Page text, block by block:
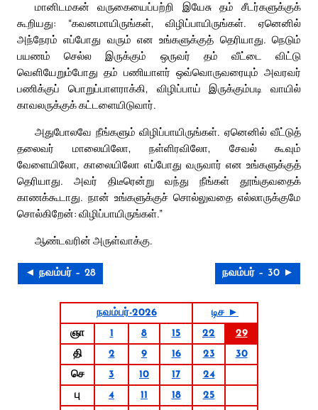
மானிடமகன் வருகையைப்பற்றி இயேசு தம் சீடர்களுக்குக்
கூறியது: “கவனமாயிருங்கள், விழிப்பாயிருங்கள். ஏனெனில்
அந்நேரம் எப்போது வரும் என உங்களுக்குத் தெரியாது. நெடும்
பயணம் செல்ல இருக்கும் ஒருவர் தம் வீட்டை விட்டு
வெளியேறும்போது தம் பணியாளர் ஒவ்வொருவரையும் அவரவர்
பணிக்குப் பொறுப்பாளராக்கி, விழிப்பாய் இருக்கும்படி வாயில்
காவலருக்குக் கட்டளையிடுவார்.
அதுபோலவே நீங்களும் விழிப்பாயிருங்கள். ஏனெனில் வீட்டுத்
தலைவர் மாலையிலோ, நள்ளிரவிலோ, சேவல் கூவும்
வேளையிலோ, காலையிலோ எப்போது வருவார் என உங்களுக்குத்
தெரியாது. அவர் திடீரென்று வந்து நீங்கள் தூங்குவதைக்
காணக்கூடாது. நான் உங்களுக்குச் சொல்லுவதை எல்லாருக்குமே
சொல்கிறேன்: விழிப்பாயிருங்கள்.”
ஆண்டவரின் அருள்வாக்கு.
◄ நவம்பர் – 28 நவம்பர் – 30 ►
நவம்பர்-2026
டிச ►
ஞா
1 8 15 22
29
தி
2 9 16 23
30
செ
3 10 17
24
பு
4 11 18
25